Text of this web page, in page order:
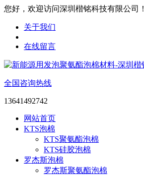
您好，欢迎访问深圳楷铭科技有限公司！
关于我们
在线留言
全国咨询热线
13641492742
网站首页
KTS泡棉
KTS聚氨酯泡棉
KTS硅胶泡棉
罗杰斯泡棉
罗杰斯聚氨酯泡棉